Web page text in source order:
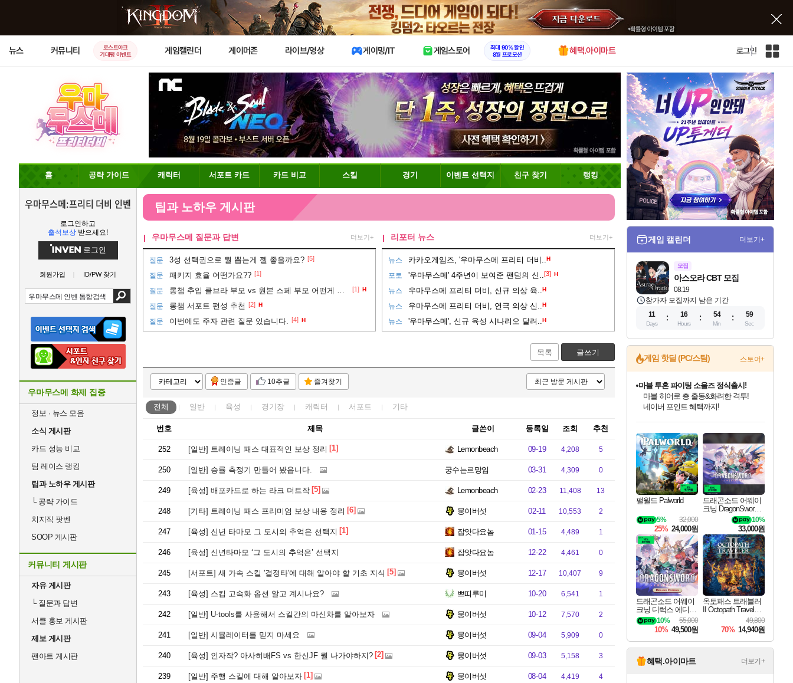
X
뉴스 커뮤니티
로스트아크
기대평 이벤트
게임캘린더 게이머존 라이브/영상 게이밍/IT 게임스토어
최대 90% 할인
8월 프로모션
혜택.아이마트 로그인
인
전
사
이
트
홈 공략 가이드 캐릭터 서포트 카드 카드 비교 스킬 경기 이벤트 선택지 친구 찾기 랭킹
우마무스메:프리티 더비 인벤
로그인하고
출석보상 받으세요!
로그인
회원가입 ID/PW 찾기
우마무스메 화제 집중
정보 · 뉴스 모음
소식 게시판
카드 성능 비교
팀 레이스 랭킹
팁과 노하우 게시판
└공략 가이드
치지직 팟벤
SOOP 게시판
커뮤니티 게시판
자유 게시판
└질문과 답변
서클 홍보 게시판
제보 게시판
팬아트 게시판
팁과 노하우 게시판
우마무스메 질문과 답변 더보기+
질문 3성 선택권으로 뭘 뽑는게 젤 좋을까요? [5]
질문 패키지 효율 어떤가요?? [1]
질문 롱챔 추입 클브라 부모 vs 원본 스페 부모 어떤게 더 나은가요 [1] H
질문 롱챔 서포트 편성 추천 [2] H
질문 이번에도 주자 관련 질문 있습니다. [4] H
리포터 뉴스 더보기+
뉴스 카카오게임즈, '우마무스메 프리티 더비..H
포토 '우마무스메' 4주년이 보여준 팬덤의 신..[3] H
뉴스 우마무스메 프리티 더비, 신규 의상 육..H
뉴스 우마무스메 프리티 더비, 연극 의상 신..H
뉴스 '우마무스메', 신규 육성 시나리오 달려..H
목록 글쓰기
인증글 10추글 즐겨찾기
전체 일반 육성 경기장 캐릭터 서포트 기타
번호 제목 글쓴이 등록일 조회 추천
252 [일반] 트레이닝 패스 대표적인 보상 정리 [1] Lemonbeach 09-19 4,208 5
250 [일반] 승률 측정기 만들어 봤읍니다. 궁수는르망임 03-31 4,309 0
249 [육성] 배포카드로 하는 라크 더트작 [5] Lemonbeach 02-23 11,408 13
248 [기타] 트레이닝 패스 프리미엄 보상 내용 정리 [6] 뭉이버섯 02-11 10,553 2
247 [육성] 신년 타마모 그 도시의 추억은 선택지 [1] 잡앗다요놈 01-15 4,489 1
246 [육성] 신년타마모 ‘그 도시의 추억은’ 선택지 잡앗다요놈 12-22 4,461 0
245 [서포트] 새 가속 스킬 '결정타'에 대해 알아야 할 기초 지식 [5] 뭉이버섯 12-17 10,407 9
243 [육성] 스킵 고속화 옵션 알고 계시나요? 쁘띠루미 10-20 6,541 1
242 [일반] U-tools를 사용해서 스킬간의 마신차를 알아보자 뭉이버섯 10-12 7,570 2
241 [일반] 시뮬레이터를 믿지 마세요 뭉이버섯 09-04 5,909 0
240 [육성] 인자작? 아사히배FS vs 한신JF 뭘 나가야하지? [2] 뭉이버섯 09-03 5,158 3
239 [일반] 주행 스킬에 대해 알아보자 [1] 뭉이버섯 08-04 4,419 4
게임 캘린더 더보기+
모집
08.19
아스오라 CBT 모집
참가자 모집까지 남은 기간
11
Days
16
Hours
54
Min
58
Sec
게임 핫딜 (PC/스팀) 스토어+
최대 90% 할인가를 만나보세요!
네이버혜택과 함께 만나보세요!
50%할인&추가 적립까지!
마블 투혼 파이팅 소울즈 정식출시!
마블 히어로 총 출동&화려한 격투!
네이버 포인트 혜택까지!
이니&베니 혜택까지!
네이버 혜택가와 함께 예약하세요!
할인&네이버혜택으로 만나보세요!
네이버페이 혜택과 만나보세요!
40주년 프로모션으로 만나보세요!
할인가에 만나보세요!
일부 에디션 상시 할인!
혜택으로 예약 판매 중
편안하게 충전하세요
팰월드 Palworld
32,000
5%
25% 24,000원
드래곤소드 어웨이
크닝 DragonSword A
10%
33,000원
드래곤소드 어웨이
크닝 디럭스 에디션
DragonSword Awake
ning Deluxe Edition
55,000
10%
10% 49,500원
옥토패스 트래블러
II Octopath Traveler I
49,800
70% 14,940원
혜택.아이마트 더보기+